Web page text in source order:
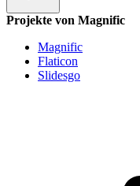
Projekte von Magnific
Magnific
Flaticon
Slidesgo